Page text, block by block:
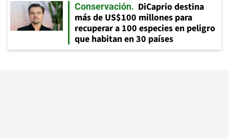
Conservación
DiCaprio destina
más de US$100 millones para
recuperar a 100 especies en peligro
que habitan en 30 países